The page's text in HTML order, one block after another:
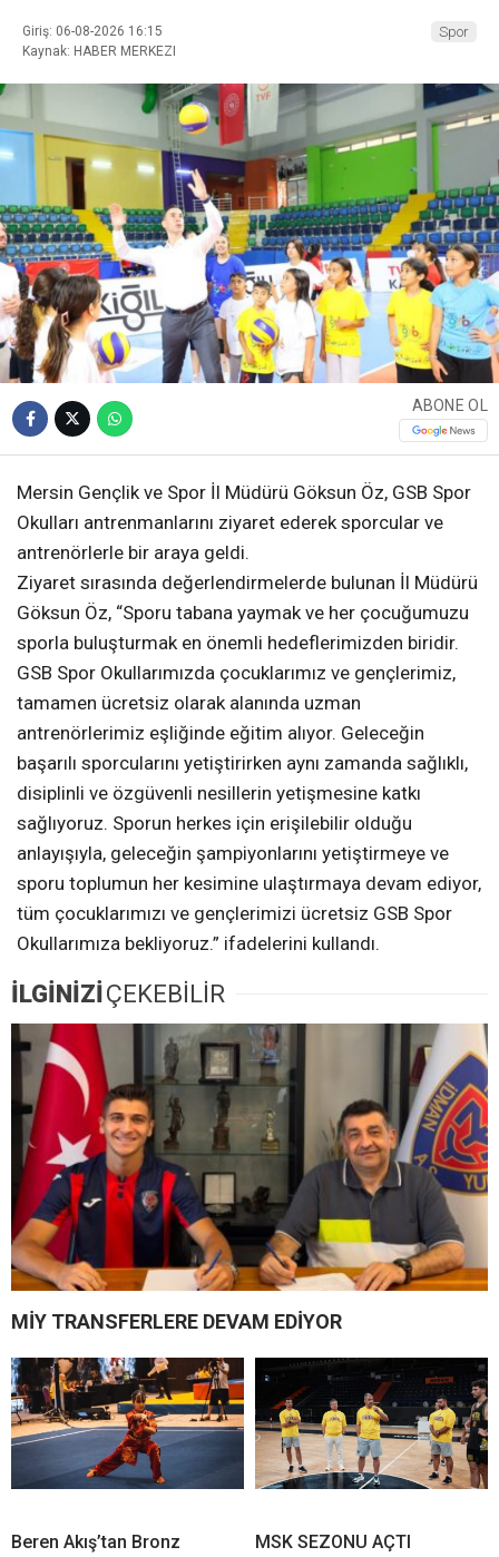
Giriş: 06-08-2026 16:15
Kaynak: HABER MERKEZI
Spor
ABONE OL
Mersin Gençlik ve Spor İl Müdürü Göksun Öz, GSB Spor
Okulları antrenmanlarını ziyaret ederek sporcular ve
antrenörlerle bir araya geldi.
Ziyaret sırasında değerlendirmelerde bulunan İl Müdürü
Göksun Öz, “Sporu tabana yaymak ve her çocuğumuzu
sporla buluşturmak en önemli hedeflerimizden biridir.
GSB Spor Okullarımızda çocuklarımız ve gençlerimiz,
tamamen ücretsiz olarak alanında uzman
antrenörlerimiz eşliğinde eğitim alıyor. Geleceğin
başarılı sporcularını yetiştirirken aynı zamanda sağlıklı,
disiplinli ve özgüvenli nesillerin yetişmesine katkı
sağlıyoruz. Sporun herkes için erişilebilir olduğu
anlayışıyla, geleceğin şampiyonlarını yetiştirmeye ve
sporu toplumun her kesimine ulaştırmaya devam ediyor,
tüm çocuklarımızı ve gençlerimizi ücretsiz GSB Spor
Okullarımıza bekliyoruz.” ifadelerini kullandı.
İLGİNİZİÇEKEBİLİR
MİY TRANSFERLERE DEVAM EDİYOR
Beren Akış’tan Bronz
MSK SEZONU AÇTI